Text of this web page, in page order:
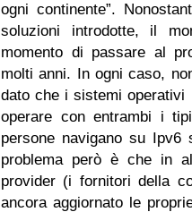
ogni continente”.
soluzioni introdotte, il
momento di passare al
molti anni. In ogni caso,
dato che i sistemi
operare con entrambi i
persone navigano su Ipv6
problema però è che in
provider (i fornitori della
ancora aggiornato le